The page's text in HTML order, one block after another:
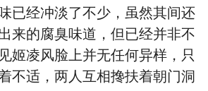
已经冲淡了不少，虽然其间还
来的腐臭味道，但已经并非不
姬凌风脸上并无任何异样，只
不适，两人互相搀扶着朝门洞